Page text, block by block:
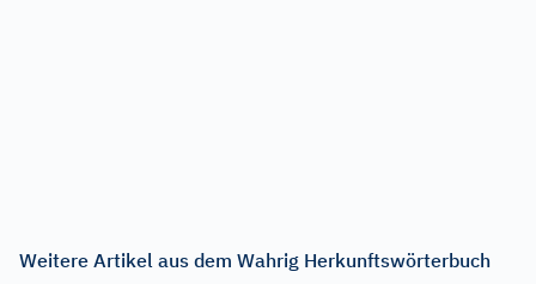
Weitere Artikel aus dem Wahrig Herkunftswörterbuch